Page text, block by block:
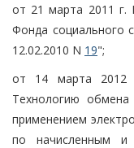
от 21 марта 2011
Фонда социального
12.02.2010 N 19";
от 14 марта
Технологию
применением
по начисленным и